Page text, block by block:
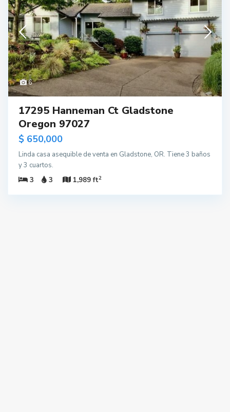
6
17295 Hanneman Ct Gladstone
Oregon 97027
$ 650,000
Linda casa asequible de venta en Gladstone, OR. Tiene 3 baños
y 3 cuartos.
3
3 1,989 ft2